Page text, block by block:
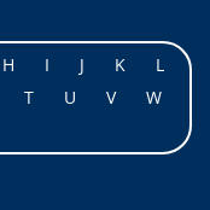
H I J K
L
T U V
W